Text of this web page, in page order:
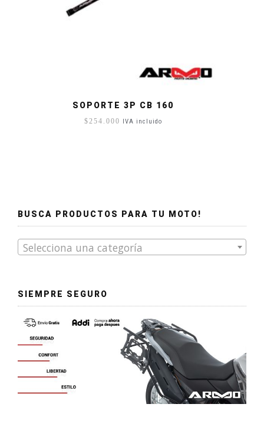
SOPORTE 3P CB 160
$254.000 IVA incluido
BUSCA PRODUCTOS PARA TU MOTO!
Selecciona una categoría
SIEMPRE SEGURO